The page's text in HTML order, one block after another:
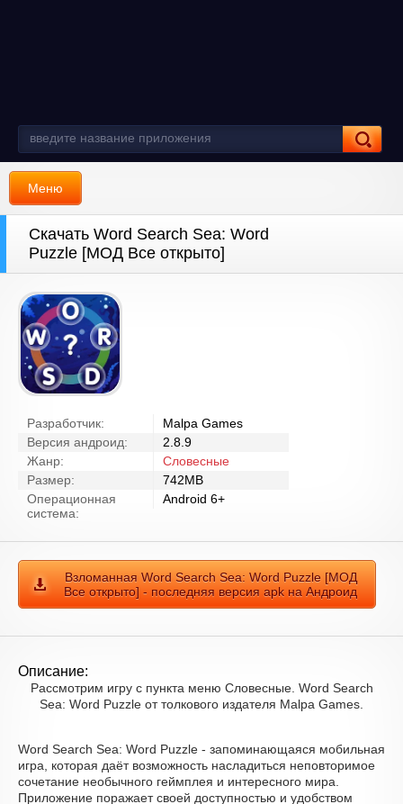
Меню
Скачать Word Search Sea: Word
Puzzle [МОД Все открыто]
Разработчик:
Malpa Games
Версия андроид:
2.8.9
Жанр:
Словесные
Размер:
742MB
Операционная
система:
Android 6+
Взломанная Word Search Sea: Word Puzzle [МОД
Все открыто] - последняя версия apk на Андроид
Описание:
Рассмотрим игру с пункта меню Словесные. Word Search
Sea: Word Puzzle от толкового издателя Malpa Games.
Word Search Sea: Word Puzzle - запоминающаяся мобильная
игра, которая даёт возможность насладиться неповторимое
сочетание необычного геймплея и интересного мира.
Приложение поражает своей доступностью и удобством